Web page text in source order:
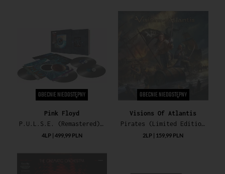
OBECNIE NIEDOSTĘPNY
Pink Floyd
P.U.L.S.E. (Remastered) (180g Exclusive Box Edition)
4LP | 499,99 PLN
OBECNIE NIEDOSTĘPNY
Visions Of Atlantis
Pirates (Limited Edition)
2LP | 159,99 PLN